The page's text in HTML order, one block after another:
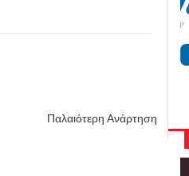
Παλαιότερη Ανάρτηση